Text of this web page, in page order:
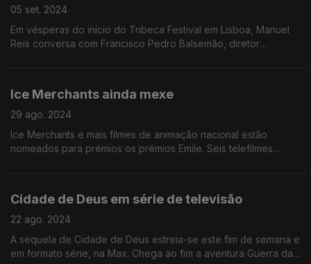
05 set. 2024
Em vésperas do início do Tribeca Festival em Lisboa, Manuel
Reis conversa com Francisco Pedro Balsemão, diretor
Ice Merchants ainda mexe
29 ago. 2024
Ice Merchants e mais filmes de animação nacional estão
nomeados para prémios os prémios Emile. Seis telefilmes
Cidade de Deus em série de televisão
22 ago. 2024
A sequela de Cidade de Deus estreia-se este fim de semana e
em formato série, na Max. Chega ao fim a aventura Guerra das